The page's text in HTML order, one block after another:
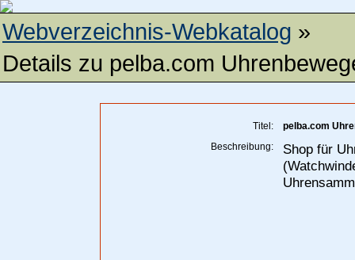
Webverzeichnis-Webkatalog »
Details zu pelba.com
Titel:
pelba.com
Beschreibung:
Shop für